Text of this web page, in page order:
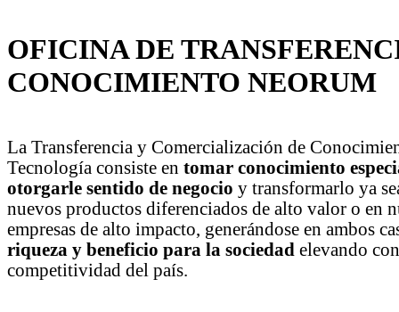
OFICINA DE
CONOCIMIENTO NEORUM
La Transferencia y Comercialización de
Tecnología consiste en tomar conocimiento
otorgarle sentido de negocio y transformarlo ya
nuevos productos diferenciados de alto valor o en
empresas de alto impacto, generándose en ambos
riqueza y beneficio para la sociedad elevando
competitividad del país.